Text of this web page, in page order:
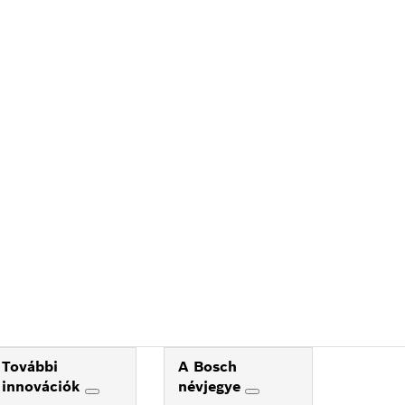
További
innovációk
A Bosch
névjegye